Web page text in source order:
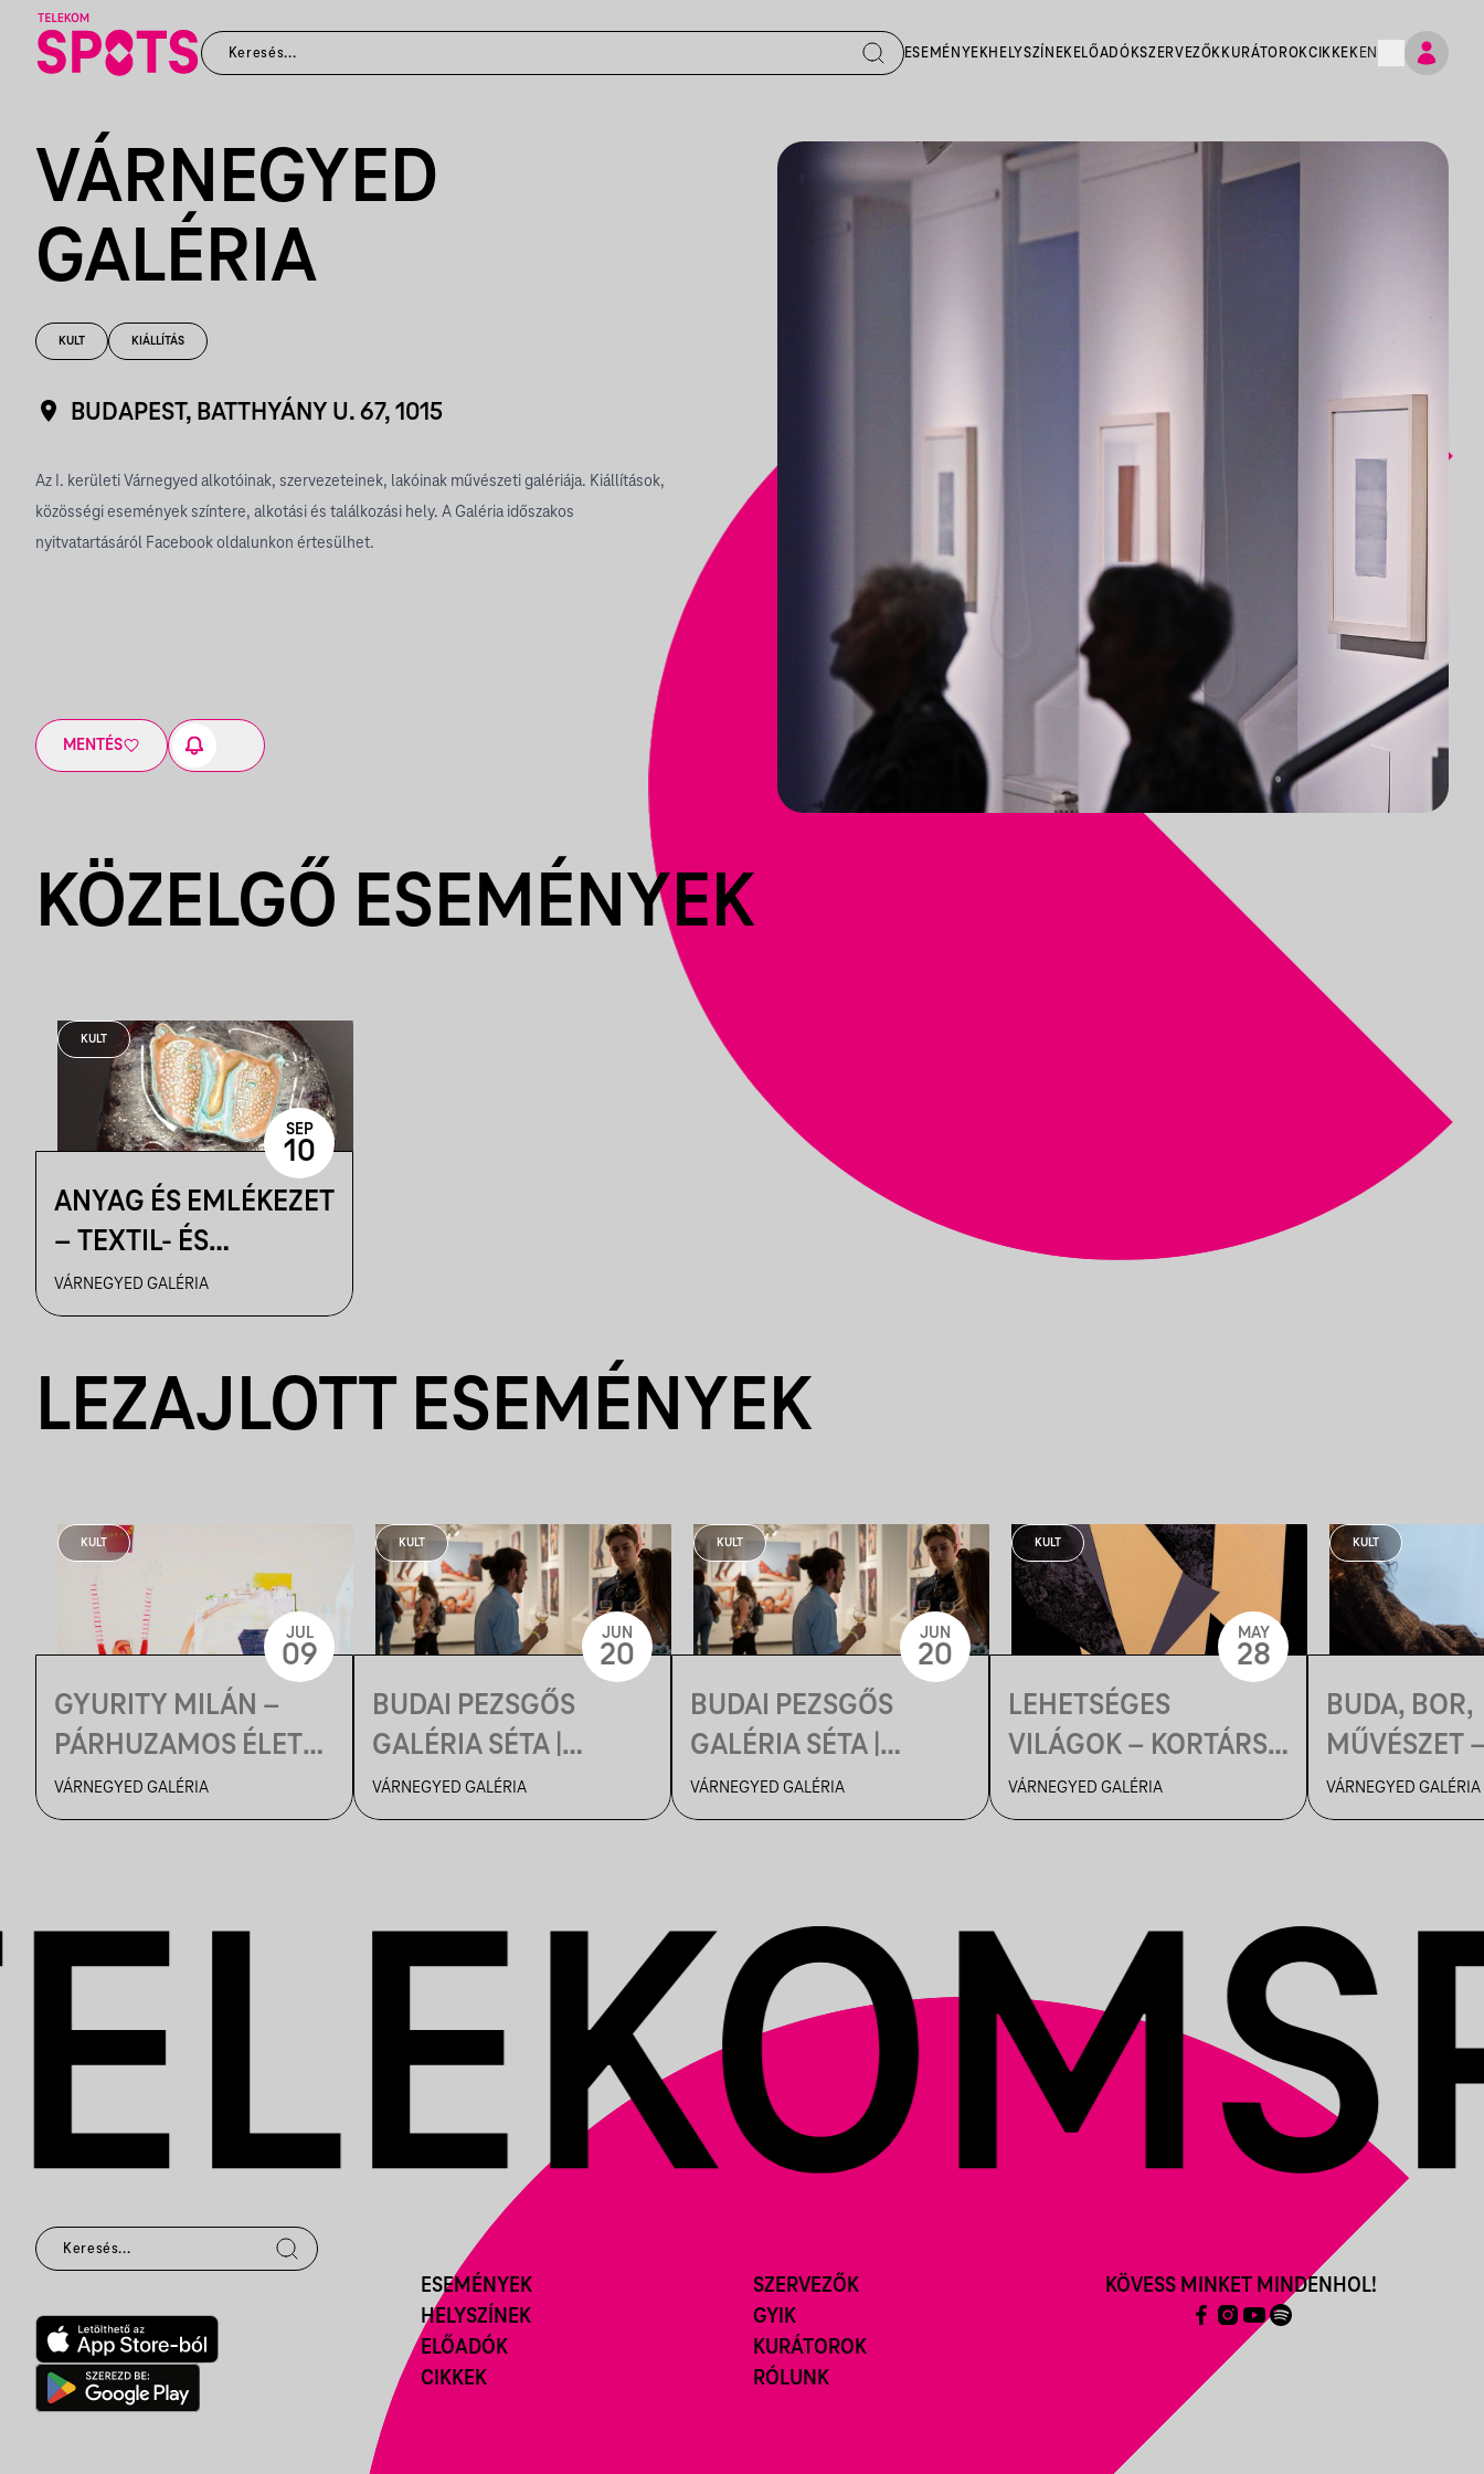
ESEMÉNYEKHELYSZÍNEK ELŐADÓKSZERVEZŐK KURÁTOROKCIKKEK EN
VÁRNEGYED
GALÉRIA
KULT KIÁLLÍTÁS
BUDAPEST, BATTHYÁNY U. 67, 1015
Az I. kerületi Várnegyed alkotóinak, szervezeteinek, lakóinak művészeti galériája. Kiállítások,
közösségi események színtere, alkotási és találkozási hely. A Galéria időszakos
nyitvatartásáról Facebook oldalunkon értesülhet.
MENTÉS
KÖZELGŐ ESEMÉNYEK
KULT
ANYAG ÉS EMLÉKEZET
– TEXTIL- ÉS
ÜVEGMŰVÉSZETI
REFLEXIÓK | MAGYAR
IPARMŰVÉSZEK
VÁRNEGYED GALÉRIA
SEP
10
LEZAJLOTT ESEMÉNYEK
KULT
GYURITY MILÁN –
PÁRHUZAMOS ÉLETEK
| MEGNYITÓ
VÁRNEGYED GALÉRIA
JUL
09
KULT
BUDAI PEZSGŐS
GALÉRIA SÉTA |
MÚZEUMOK
ÉJSZAKÁJA
VÁRNEGYED GALÉRIA
JUN
20
KULT
BUDAI PEZSGŐS
GALÉRIA SÉTA |
MÚZEUMOK
ÉJSZAKÁJA
VÁRNEGYED GALÉRIA
JUN
20
KULT
LEHETSÉGES
VILÁGOK – KORTÁRS
MAGYAR GRAFIKAI
KIÁLLÍTÁS |
VÁRNEGYED GALÉRIA
MAY
28
KULT
BUDA, BOR,
MŰVÉSZET
VÁRNEGYED GALÉRIA
ESEMÉNYEK
HELYSZÍNEK
ELŐADÓK
CIKKEK
SZERVEZŐK
GYIK
KURÁTOROK
RÓLUNK
KÖVESS MINKET MINDENHOL!